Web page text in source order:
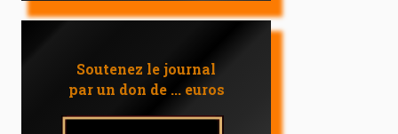
Soutenez le journal
par un don de ... euros